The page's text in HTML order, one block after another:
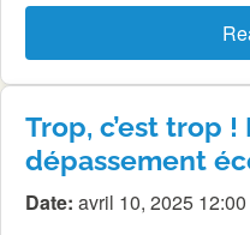
Trop, c’est trop
dépassement
Date: avril 10, 2025